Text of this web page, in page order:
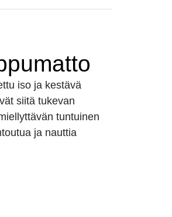
iso ja kestävä
siitä tukevan
tuntuinen
ja nauttia